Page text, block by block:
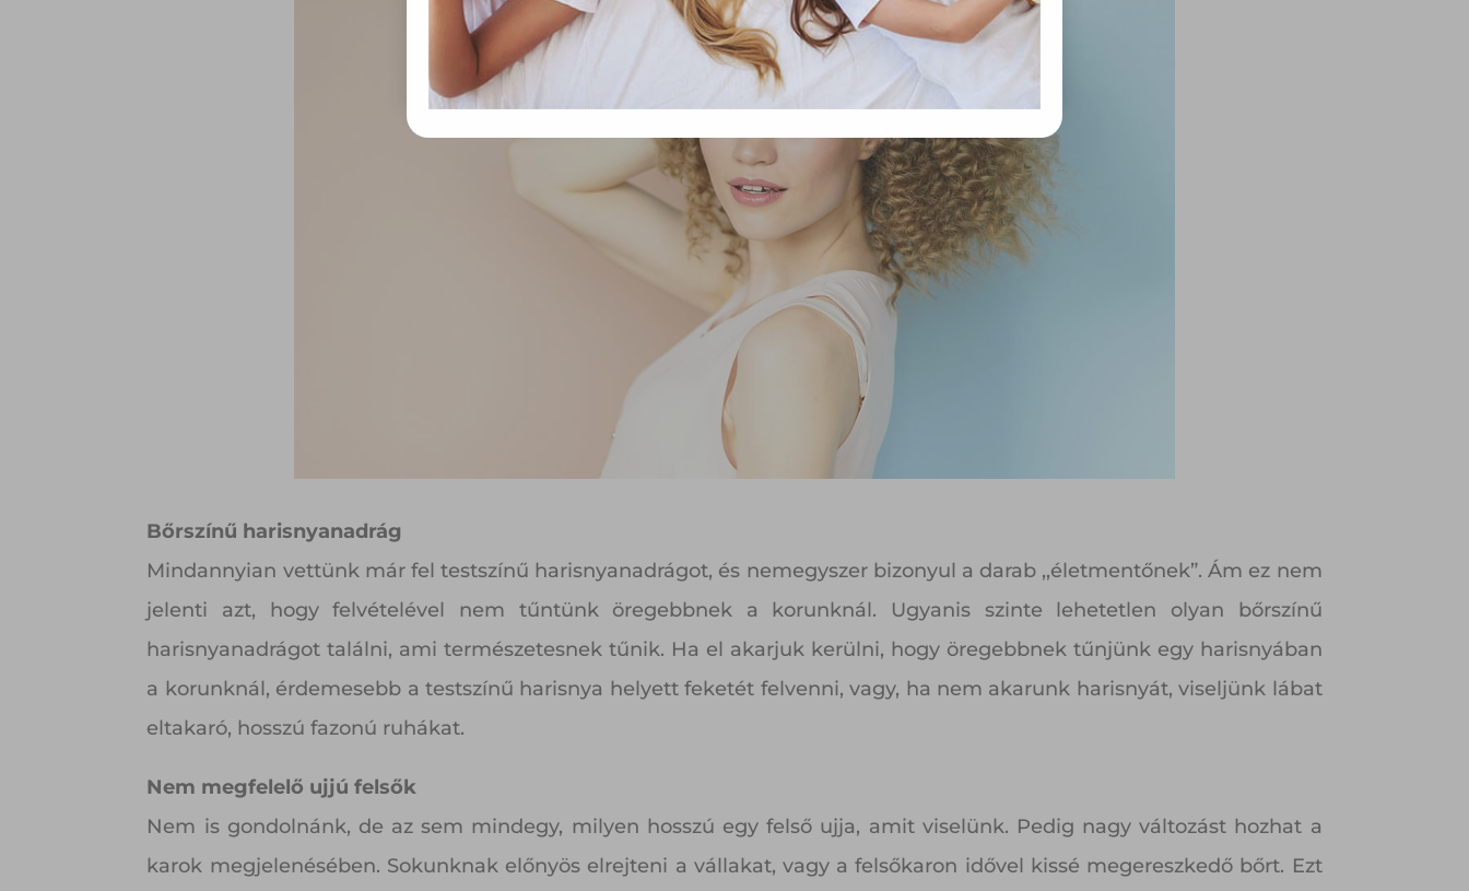
Bőrszínű harisnyanadrág
Mindannyian vettünk már fel testszínű harisnyanadrágot, és nemegyszer bizonyul a darab ,,életmentőnek”. Ám ez nem
jelenti azt, hogy felvételével nem tűntünk öregebbnek a korunknál. Ugyanis szinte lehetetlen olyan bőrszínű
harisnyanadrágot találni, ami természetesnek tűnik. Ha el akarjuk kerülni, hogy öregebbnek tűnjünk egy harisnyában
a korunknál, érdemesebb a testszínű harisnya helyett feketét felvenni, vagy, ha nem akarunk harisnyát, viseljünk lábat
eltakaró, hosszú fazonú ruhákat.
Nem megfelelő ujjú felsők
Nem is gondolnánk, de az sem mindegy, milyen hosszú egy felső ujja, amit viselünk. Pedig nagy változást hozhat a
karok megjelenésében. Sokunknak előnyös elrejteni a vállakat, vagy a felsőkaron idővel kissé megereszkedő bőrt. Ezt
Módosítom a beállításokat